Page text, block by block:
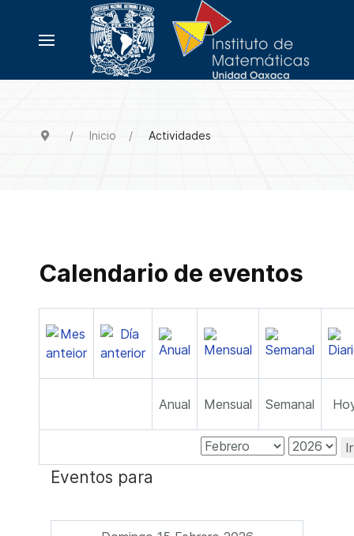
Inicio Actividades
Calendario de eventos
Anual Mensual Semanal
Eventos para